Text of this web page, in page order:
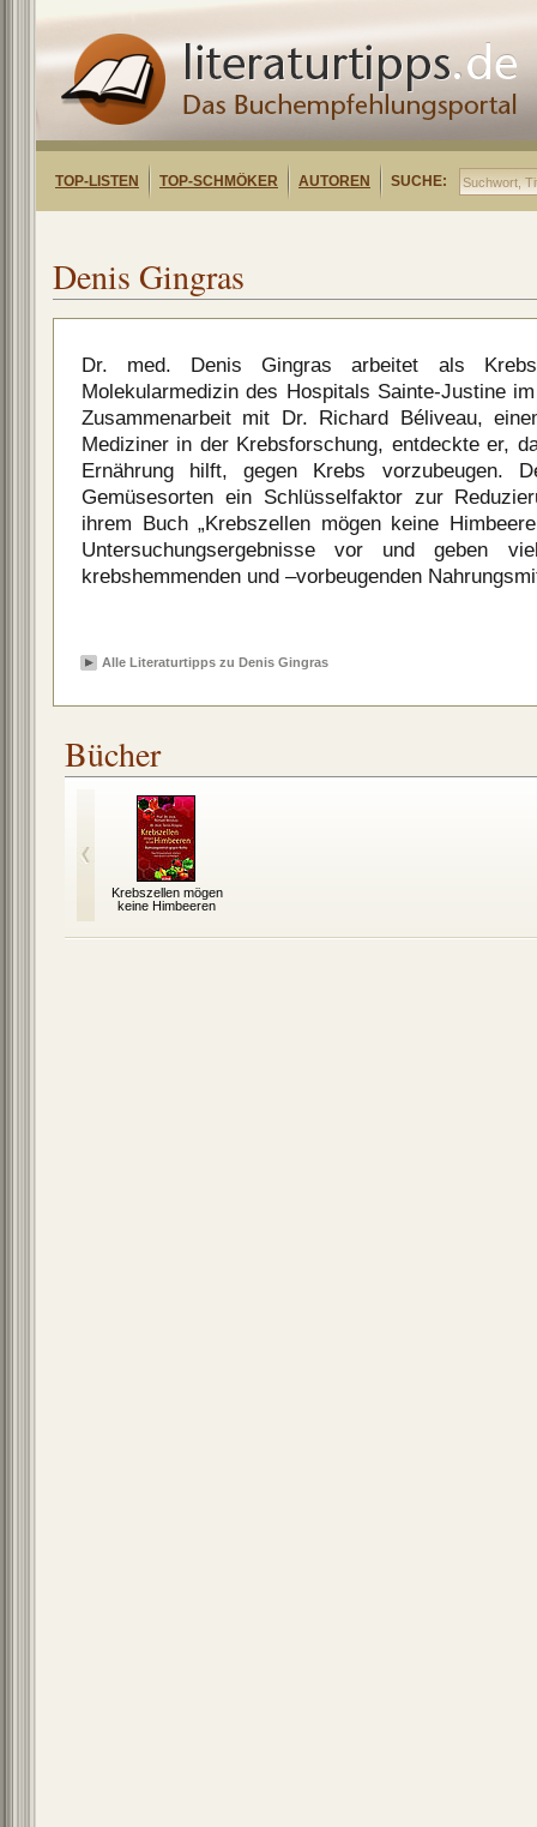
TOP-LISTEN TOP-SCHMÖKER AUTOREN SUCHE:
Denis Gingras
Dr. med. Denis Gingras arbeitet als
Molekularmedizin des Hospitals Sainte-Justine
Zusammenarbeit mit Dr. Richard Béliveau,
Mediziner in der Krebsforschung, entdeckte er,
Ernährung hilft, gegen Krebs vorzubeugen.
Gemüsesorten ein Schlüsselfaktor zur
ihrem Buch „Krebszellen mögen keine
Untersuchungsergebnisse vor und geben
krebshemmenden und –vorbeugenden
Alle Literaturtipps zu Denis Gingras
Bücher
Krebszellen mögen
keine Himbeeren